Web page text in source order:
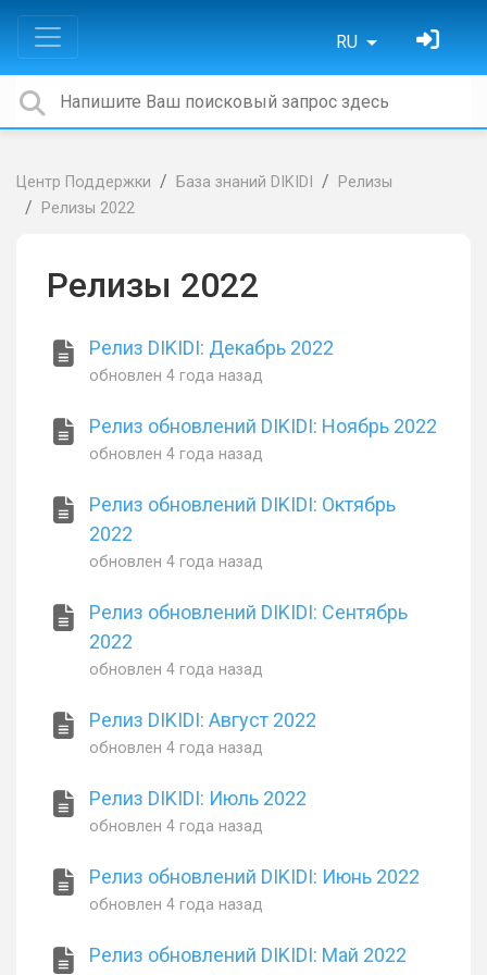
RU
Центр Поддержки База знаний DIKIDI
Релизы
Релизы 2022
Релизы 2022
Релиз DIKIDI: Декабрь 2022
обновлен4 года назад
Релиз обновлений DIKIDI: Ноябрь 2022
обновлен4 года назад
Релиз обновлений DIKIDI: Октябрь
2022
обновлен4 года назад
Релиз обновлений DIKIDI: Сентябрь
2022
обновлен4 года назад
Релиз DIKIDI: Август 2022
обновлен4 года назад
Релиз DIKIDI: Июль 2022
обновлен4 года назад
Релиз обновлений DIKIDI: Июнь 2022
обновлен4 года назад
Релиз обновлений DIKIDI: Май 2022